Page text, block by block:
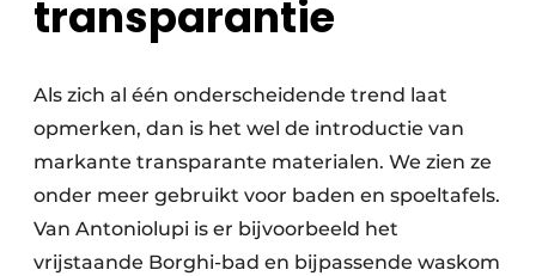
transparantie
Als zich al één onderscheidende trend laat
opmerken, dan is het wel de introductie van
markante transparante materialen. We zien ze
onder meer gebruikt voor baden en spoeltafels.
Van Antoniolupi is er bijvoorbeeld het
vrijstaande Borghi-bad en bijpassende waskom